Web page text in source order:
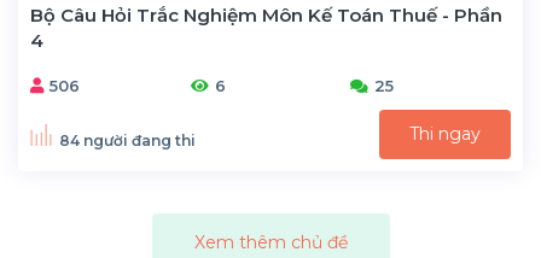
Bộ Câu Hỏi Trắc Nghiệm Môn Kế Toán Thuế - Phần
4
506 6 25
84 người đang thi Thi ngay
Xem thêm chủ đề